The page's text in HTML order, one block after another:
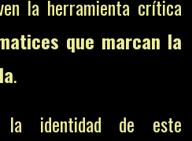
la herramienta crítica
que marcan la
.
la identidad de este